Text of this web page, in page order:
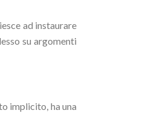
ad instaurare
su argomenti
implicito, ha una